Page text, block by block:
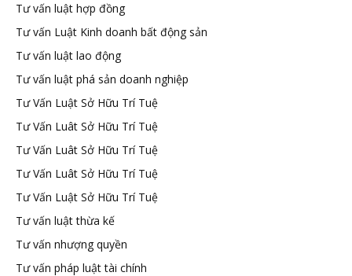
Tư vấn luật hợp đồng
Tư vấn Luật Kinh doanh bất động sản
Tư vấn luật lao động
Tư vấn luật phá sản doanh nghiệp
Tư Vấn Luật Sở Hữu Trí Tuệ
Tư Vấn Luât Sở Hữu Trí Tuệ
Tư Vấn Luât Sở Hữu Trí Tuệ
Tư Vấn Luât Sở Hữu Trí Tuệ
Tư Vấn Luật Sở Hữu Trí Tuệ
Tư vấn luật thừa kế
Tư vấn nhượng quyền
Tư vấn pháp luật tài chính